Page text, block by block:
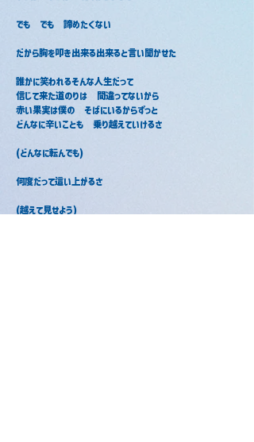
でも　でも　諦めたくない
だから胸を叩き出来る出来ると言い聞かせた
誰かに笑われるそんな人生だって
信じて来た道のりは　間違ってないから
赤い果実は僕の　そばにいるからずっと
どんなに辛いことも　乗り越えていけるさ
(どんなに転んでも)
何度だって這い上がるさ
(越えて見せよう)